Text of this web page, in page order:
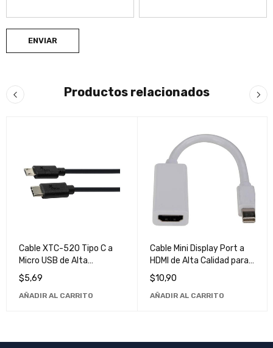
Productos relacionados
Cable XTC-520 Tipo C a
Micro USB de Alta
Velocidad para Carga y
Transferencia de Datos
$5,69
AÑADIR AL CARRITO
Cable Mini Display Port a
HDMI de Alta Calidad para
Conexión de Video
$10,90
AÑADIR AL CARRITO